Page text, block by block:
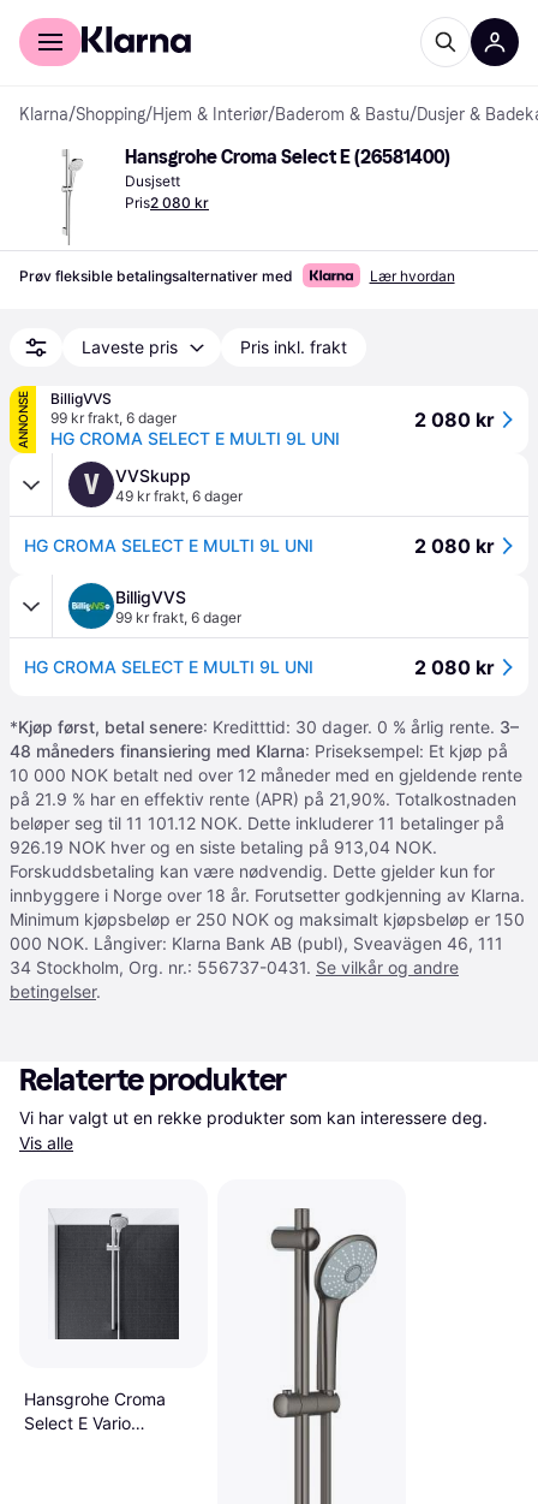
For kunder
Klarna/Shopping/Hjem & Interiør/Baderom & Bastu/Dusjer &
Hansgrohe Croma Select E (26581400)
Dusjsett
Pris2 080 kr
Prøv fleksible betalingsalternativer med Lær hvordan
Laveste pris Pris inkl. frakt
ANNONSE
BilligVVS
99 kr frakt, 6 dager
HG CROMA SELECT E MULTI 9L UNI
2 080 kr
V VVSkupp
49 kr frakt, 6 dager
HG CROMA SELECT E MULTI 9L UNI 2 080 kr
BilligVVS
99 kr frakt, 6 dager
HG CROMA SELECT E MULTI 9L UNI 2 080 kr
*Kjøp først, betal senere: Kreditttid: 30 dager. 0 % årlig rente. 3–
48 måneders finansiering med Klarna: Priseksempel: Et kjøp på
10 000 NOK betalt ned over 12 måneder med en gjeldende rente
på 21.9 % har en effektiv rente (APR) på 21,90%. Totalkostnaden
beløper seg til 11 101.12 NOK. Dette inkluderer 11 betalinger på
926.19 NOK hver og en siste betaling på 913,04 NOK.
Forskuddsbetaling kan være nødvendig. Dette gjelder kun for
innbyggere i Norge over 18 år. Forutsetter godkjenning av Klarna.
Minimum kjøpsbeløp er 250 NOK og maksimalt kjøpsbeløp er 150
000 NOK. Långiver: Klarna Bank AB (publ), Sveavägen 46, 111
34 Stockholm, Org. nr.: 556737-0431. Se vilkår og andre
betingelser.
Relaterte produkter
Vis alle
Hansgrohe Croma
Select E Vario